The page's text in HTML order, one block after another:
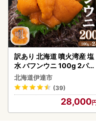
訳あり 北海道 噴火湾産 塩
水 バフンウニ 100g 2パッ
ク 計200g 《アフター保証
付き》うに ウニ 雲丹 海鮮
海の幸 魚介類 ウニ丼 お寿
司 濃厚 無添加 産地直送 お
取り寄せ 山村水産 送料無
北海道伊達市
(39)
28,000